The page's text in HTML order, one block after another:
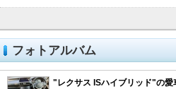
フォトアルバム
"レクサス ISハイブリッド"の愛